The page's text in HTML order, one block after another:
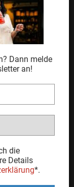
Dann melde
an!
die
Details
*.